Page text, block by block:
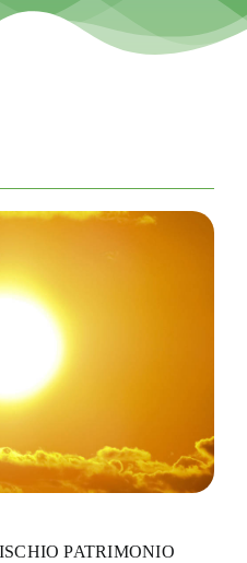
PATRIMONIO